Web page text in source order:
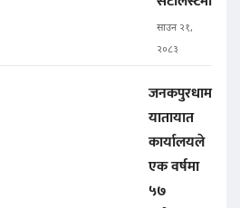
साउन २१,
२०८३
जनकपुरधाम
यातायात
कार्यालयले
एक वर्षमा
५७